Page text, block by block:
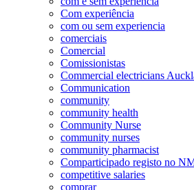
Com experiência
com ou sem experiencia
comerciais
Comercial
Comissionistas
Commercial electricians
Communication
community
community health
Community Nurse
community nurses
community pharmacist
Comparticipado registo no
competitive salaries
comprar